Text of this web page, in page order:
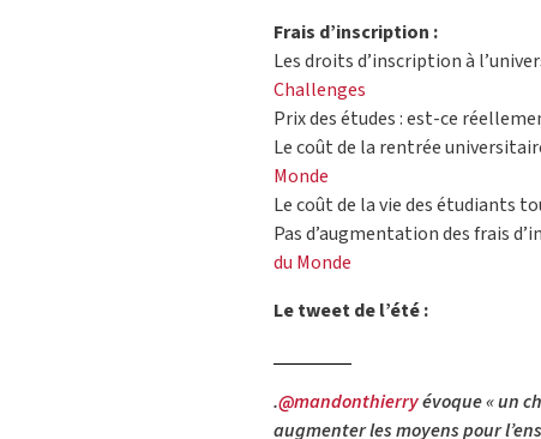
Frais d’inscription :
Les droits d’inscription à
Challenges
Prix des études : est-ce
Le coût de la rentrée
Monde
Le coût de la vie des étudiants
Pas d’augmentation des frais
du Monde
Le tweet de l’été :
.@mandonthierryévoque « un
augmenter les moyens pour